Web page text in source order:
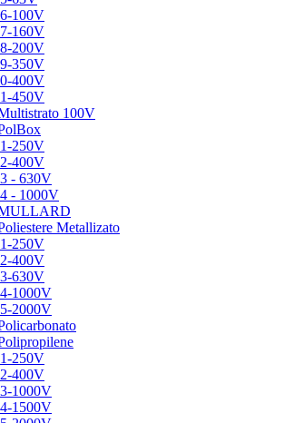
100V
160V
200V
350V
400V
450V
100V
250V
400V
- 630V
- 1000V
Metallizato
250V
400V
630V
1000V
2000V
250V
400V
1000V
1500V